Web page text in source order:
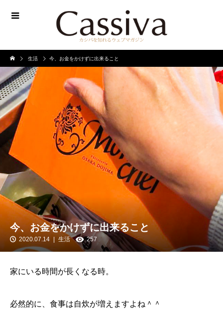
生活 今、お金をかけずに出来ること
今、お金をかけずに出来ること
2020.07.14 生活 257
家にいる時間が長くなる時。
必然的に、食事は自炊が増えますよね＾＾